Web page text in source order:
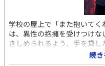
学校の屋上で「また抱いて
は、異性の抱擁を受けつけ
きしめられるよう、手を貸
で・・。 現代もの学生もの
ぽいですが、ちょっと笑え
続